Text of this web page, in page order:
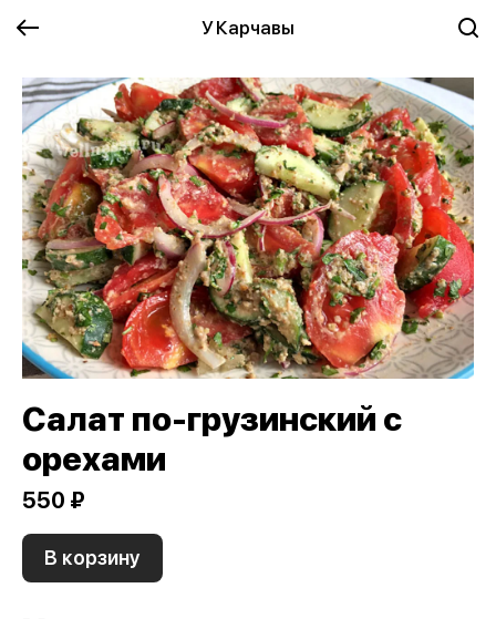
У Карчавы
Салат по-грузинский с
орехами
550 ₽
В корзину